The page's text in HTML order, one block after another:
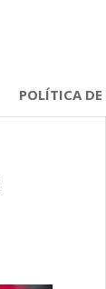
POLÍTICA